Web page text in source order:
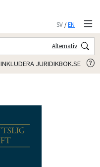
SV/EN
Alternativ
INKLUDERA JURIDIKBOK.SE